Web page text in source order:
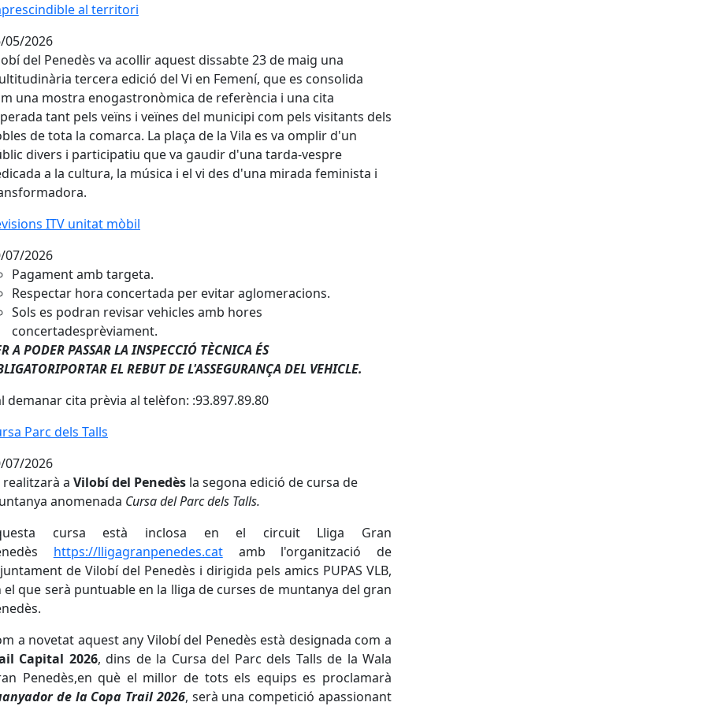
al territori
05/2026
del Penedès va acollir aquest dissabte 23 de maig una
tercera edició del Vi en Femení, que es consolida
una mostra enogastronòmica de referència i una cita
tant pels veïns i veïnes del municipi com pels visitants dels
de tota la comarca. La plaça de la Vila es va omplir d'un
divers i participatiu que va gaudir d'una tarda-vespre
a la cultura, la música i el vi des d'una mirada feminista i
ITV unitat mòbil
ITV unitat mòbil
07/2026
Pagament amb targeta.
Respectar hora concertada per evitar aglomeracions.
Sols es podran revisar vehicles amb hores
concertadesprèviament.
A PODER PASSAR LA INSPECCIÓ TÈCNICA ÉS
EL REBUT DE L'ASSEGURANÇA DEL VEHICLE.
demanar cita prèvia al telèfon: :93.897.89.80
Parc dels Talls
Parc dels Talls
07/2026
realitzarà a Vilobí del Penedès la segona edició de cursa de
anomenada Cursa del Parc dels Talls.
cursa està inclosa en el circuit Lliga Gran
https://lligagranpenedes.catamb l'organització de
de Vilobí del Penedès i dirigida pels amics PUPAS VLB,
el que serà puntuable en la lliga de curses de muntanya del gran
a novetat aquest any Vilobí del Penedès està designada com a
Capital 2026, dins de la Cursa del Parc dels Talls de la Wala
Penedès,en què el millor de tots els equips es proclamarà
de la Copa Trail 2026, serà una competició apassionant